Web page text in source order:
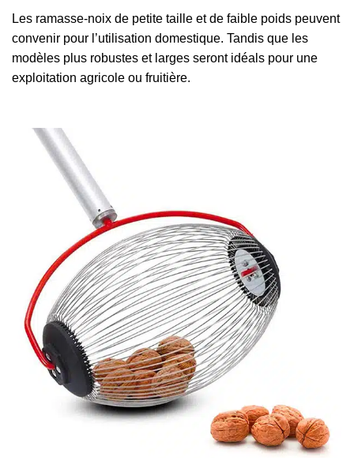
Les ramasse-noix de petite taille et de faible poids peuvent
convenir pour l’utilisation domestique. Tandis que les
modèles plus robustes et larges seront idéals pour une
exploitation agricole ou fruitière.